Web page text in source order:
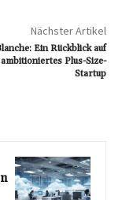
Nächster Artikel
Ein Rückblick auf
Plus-Size-
Startup